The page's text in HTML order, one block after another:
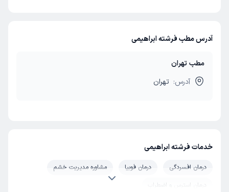
آدرس مطب فرشته ابراهیمی
مطب تهران
آدرس: تهران
خدمات فرشته ابراهیمی
درمان افسردگی درمان فوبیا
مشاوره مدیریت خشم
درمان استرس و اضطراب